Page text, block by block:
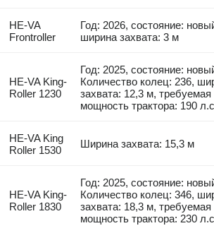
HE-VA
Frontroller
Год: 2026, состояние:
ширина захвата: 3 м
HE-VA King-
Roller 1230
Год: 2025, состояние:
Количество колец: 236,
захвата: 12,3 м, требуемая
мощность трактора: 190
HE-VA King
Roller 1530
Ширина захвата: 15,3 м
HE-VA King-
Roller 1830
Год: 2025, состояние:
Количество колец: 346,
захвата: 18,3 м, требуемая
мощность трактора: 230